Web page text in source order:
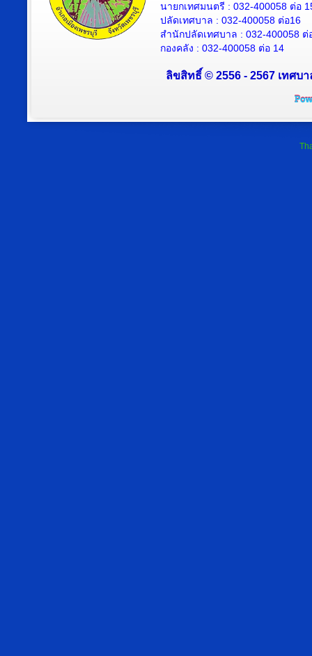
นายกเทศมนตรี : 032-400058 ต่อ
ปลัดเทศบาล : 032-400058 ต่อ16
สำนักปลัดเทศบาล : 032-400058 ต่
กองคลัง : 032-400058 ต่อ 14
ลิขสิทธิ์ © 2556 - 2567 เทศบ